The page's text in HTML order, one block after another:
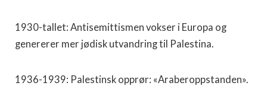
1930-tallet: Antisemittismen vokser i Europa og
genererer mer jødisk utvandring til Palestina.
1936-1939: Palestinsk opprør: «Araberoppstanden».